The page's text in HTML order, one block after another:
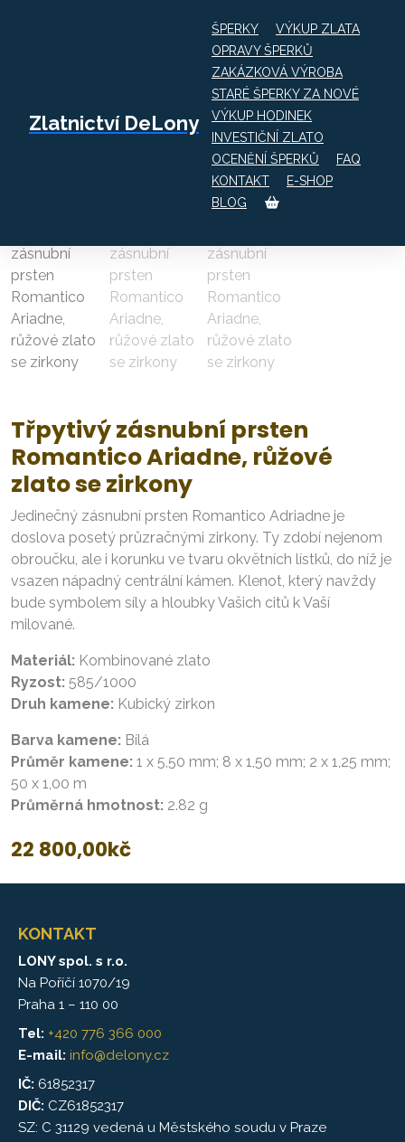
Zlatnictví DeLony
ŠPERKY
VÝKUP ZLATA
OPRAVY ŠPERKŮ
ZAKÁZKOVÁ VÝROBA
STARÉ ŠPERKY ZA NOVÉ
VÝKUP HODINEK
INVESTIČNÍ ZLATO
OCENĚNÍ ŠPERKŮ
FAQ
KONTAKT
E-SHOP
BLOG
Třpytivý zásnubní prsten Romantico
Ariadne, růžové zlato se zirkony
Třpytivý zásnubní prsten
Romantico Ariadne, růžové
zlato se zirkony
Jedinečný zásnubní prsten Romantico Adriadne je
doslova posetý průzračnými zirkony. Ty zdobí nejenom
obroučku, ale i korunku ve tvaru okvětních lístků, do níž je
vsazen nápadný centrální kámen. Klenot, který navždy
bude symbolem síly a hloubky Vašich citů k Vaší
milované.
Materiál: Kombinované zlato
Ryzost: 585/1000
Druh kamene: Kubický zirkon
Barva kamene: Bílá
Průměr kamene: 1 x 5,50 mm; 8 x 1,50 mm; 2 x 1,25 mm;
50 x 1,00 m
Průměrná hmotnost: 2.82 g
22 800,00kč
KONTAKT
LONY spol. s r.o.
Na Poříčí 1070/19
Praha 1 – 110 00
Tel: +420 776 366 000
E-mail: info@delony.cz
IČ: 61852317
DIČ: CZ61852317
SZ: C 31129 vedená u Městského soudu v Praze